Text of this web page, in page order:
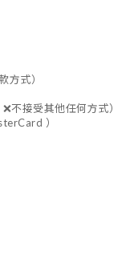
方式）
不接受其他任何方式）
）